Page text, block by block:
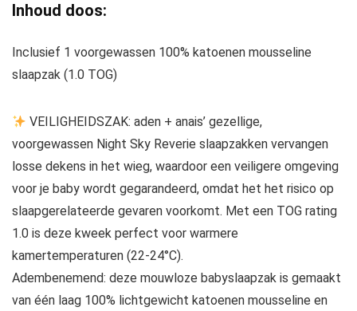
Inhoud doos:
Inclusief 1 voorgewassen 100% katoenen mousseline
slaapzak (1.0 TOG)
VEILIGHEIDSZAK: aden + anais’ gezellige,
voorgewassen Night Sky Reverie slaapzakken vervangen
losse dekens in het wieg, waardoor een veiligere omgeving
voor je baby wordt gegarandeerd, omdat het het risico op
slaapgerelateerde gevaren voorkomt. Met een TOG rating
1.0 is deze kweek perfect voor warmere
kamertemperaturen (22-24°C).
Adembenemend: deze mouwloze babyslaapzak is gemaakt
van één laag 100% lichtgewicht katoenen mousseline en